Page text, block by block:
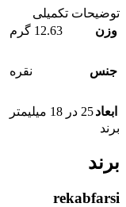
توضیحات تکمیلی
وزن
12.63 گرم
جنس نقره
ابعاد25 در 18 میلیمتر
برند
برند
rekabfarsi